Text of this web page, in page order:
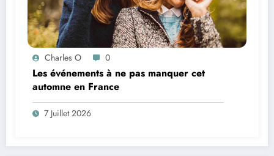
Charles O 0
Les événements à ne pas manquer cet
automne en France
7 Juillet 2026